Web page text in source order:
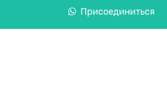
Присоединиться